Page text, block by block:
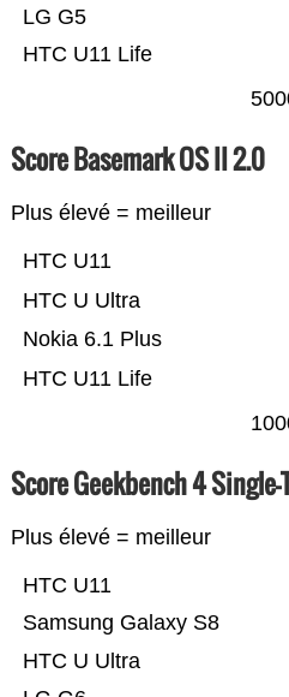
HTC U11 Life
LG G5
Score Basemark OS II 2.0
Plus élevé = meilleur
HTC U11 Life
Nokia 6.1 Plus
HTC U Ultra
HTC U11
Score Geekbench 4
Plus élevé = meilleur
HTC U Ultra
Samsung Galaxy S8
HTC U11